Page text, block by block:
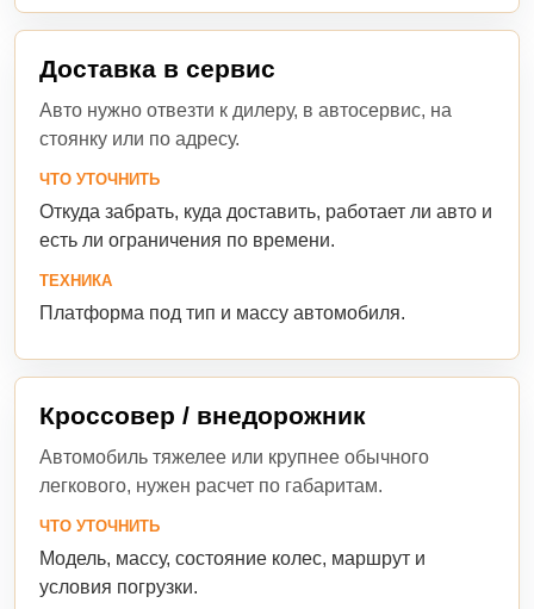
Доставка в сервис
Авто нужно отвезти к дилеру, в автосервис, на
стоянку или по адресу.
ЧТО УТОЧНИТЬ
Откуда забрать, куда доставить, работает ли авто и
есть ли ограничения по времени.
ТЕХНИКА
Платформа под тип и массу автомобиля.
Кроссовер / внедорожник
Автомобиль тяжелее или крупнее обычного
легкового, нужен расчет по габаритам.
ЧТО УТОЧНИТЬ
Модель, массу, состояние колес, маршрут и
условия погрузки.